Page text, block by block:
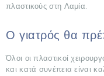
ΣΧΕΤΙΚΆ
ΜΕ
ΕΠΕΜΒΆΣΕΙΣ
πλαστικούς στη Λαμία.
Ο γιατρός θα
Όλοι οι πλαστικοί
και κατά συνέπεια είναι